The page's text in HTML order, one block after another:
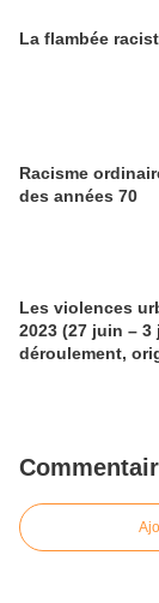
La flambée
Racisme
des années 70
Les violences
2023 (27 juin – 3
déroulement,